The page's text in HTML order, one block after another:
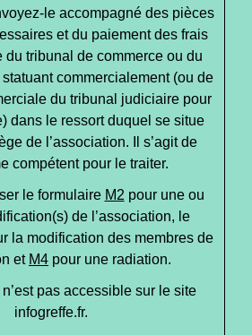
le accompagné des pièces
et du paiement des frais
du tribunal de commerce ou du
commercialement (ou de
du tribunal judiciaire pour
dans le ressort duquel se situe
de l’association. Il s’agit de
compétent pour le traiter.
le formulaire M2 pour une ou
de l’association, le
la modification des membres de
et M4 pour une radiation.
pas accessible sur le site
infogreffe.fr.